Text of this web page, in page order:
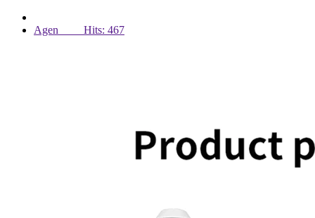
Agen Hits: 467